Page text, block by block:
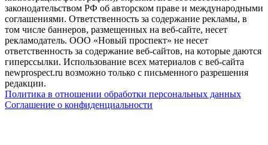
законодательством РФ об авторском праве и международными
соглашениями. Ответственность за содержание рекламы, в
том числе баннеров, размещенных на веб-сайте, несет
рекламодатель. ООО «Новый проспект» не несет
ответственность за содержание веб-сайтов, на которые даются
гиперссылки. Использование всех материалов с веб-сайта
newprospect.ru возможно только с письменного разрешения
редакции.
Политика в отношении обработки персональных данных
Соглашение о конфиденциальности